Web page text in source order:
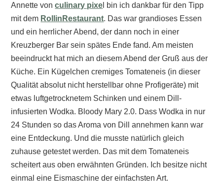
Annette vonculinary pixe l bin ich dankbar für den Tipp
mit dem RollinRestaurant. Das war grandioses Essen
und ein herrlicher Abend, der dann noch in einer
Kreuzberger Bar sein spätes Ende fand. Am meisten
beeindruckt hat mich an diesem Abend der Gruß aus der
Küche. Ein Kügelchen cremiges Tomateneis (in dieser
Qualität absolut nicht herstellbar ohne Profigeräte) mit
etwas luftgetrocknetem Schinken und einem Dill-
infusierten Wodka. Bloody Mary 2.0. Dass Wodka in nur
24 Stunden so das Aroma von Dill annehmen kann war
eine Entdeckung. Und die musste natürlich gleich
zuhause getestet werden. Das mit dem Tomateneis
scheitert aus oben erwähnten Gründen. Ich besitze nicht
einmal eine Eismaschine der einfachsten Art.